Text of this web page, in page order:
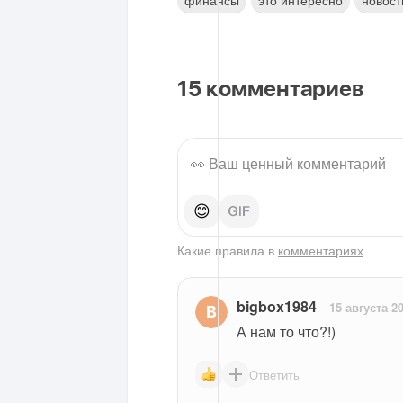
15 комментариев
😊
Какие правила в комментариях
bigbox1984 15 августа
А нам то что?!)
Ответить